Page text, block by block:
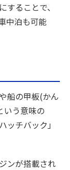
ることで、
中泊も可能
船の甲板(かん
いう意味の
ッチバック」
ンが搭載され